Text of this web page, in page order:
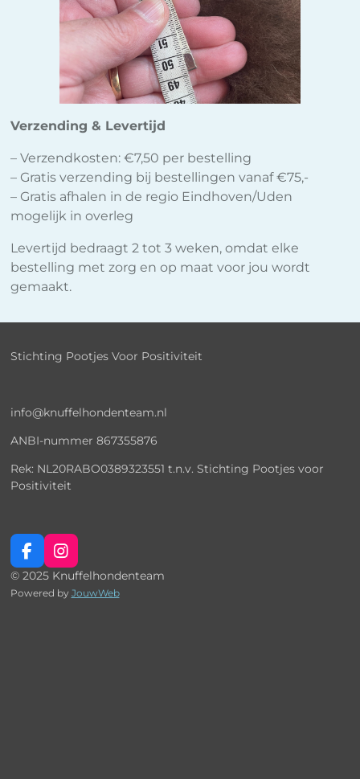
Verzending & Levertijd
– Verzendkosten: €7,50 per bestelling
– Gratis verzending bij bestellingen vanaf €75,-
– Gratis afhalen in de regio Eindhoven/Uden
mogelijk in overleg
Levertijd bedraagt 2 tot 3 weken, omdat elke
bestelling met zorg en op maat voor jou wordt
gemaakt.
Stichting Pootjes Voor Positiviteit
info@knuffelhondenteam.nl
ANBI-nummer 867355876
Rek: NL20RABO0389323551 t.n.v. Stichting Pootjes voor
Positiviteit
F
a
c
I
n
s
t
© 2025 Knuffelhondenteam
Powered by JouwWeb